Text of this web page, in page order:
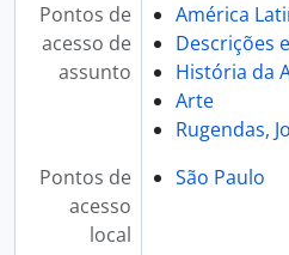
Pontos de
acesso de
assunto
América
Descrições
História da
Arte
Rugendas,
Pontos de
acesso
local
São Paulo